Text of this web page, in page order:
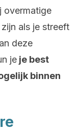
overmatige
als je streeft
deze
je je best
binnen